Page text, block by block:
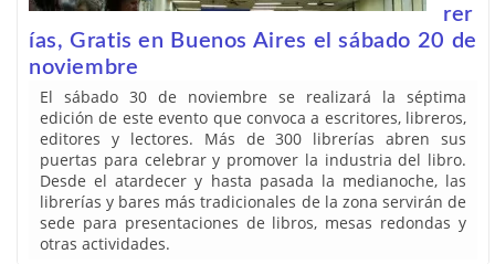
rer
ías, Gratis en Buenos Aires el sábado 20 de
noviembre
El sábado 30 de noviembre se realizará la séptima
edición de este evento que convoca a escritores, libreros,
editores y lectores. Más de 300 librerías abren sus
puertas para celebrar y promover la industria del libro.
Desde el atardecer y hasta pasada la medianoche, las
librerías y bares más tradicionales de la zona servirán de
sede para presentaciones de libros, mesas redondas y
otras actividades.